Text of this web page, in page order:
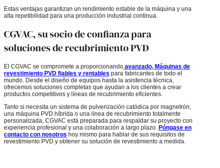
Estas ventajas garantizan un rendimiento estable de la máquina y una
alta repetibilidad para una producción industrial continua.
CGVAC, su socio de confianza para
soluciones de recubrimiento PVD
El CGVAC se compromete a proporcionando avanzado, Máquinas de
revestimiento PVD fiables y rentables para fabricantes de todo el
mundo. Desde el diseño de equipos hasta la asistencia técnica,
ofrecemos soluciones completas que ayudan a los clientes a crear
productos competitivos y líneas de recubrimiento eficientes.
Tanto si necesita un sistema de pulverización catódica por magnetrón,
una máquina PVD híbrida o una línea de recubrimiento totalmente
personalizada, CGVAC está preparada para respaldar su proyecto con
experiencia profesional y una colaboración a largo plazo. Póngase en
contacto con nosotros hoy mismo para hablar de sus requisitos de
revestimiento PVD y obtener su solución de revestimiento a medida.